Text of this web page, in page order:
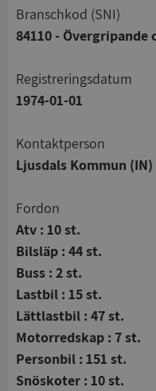
branschkod (SNI)
84110 -
registreringsdatum
1974-01-01
Kontaktperson
Ljusdals Kommun (IN)
Fordon
Atv : 10 st.
Bilsläp : 44 st.
Buss : 2 st.
Lastbil : 15 st.
Lättlastbil : 47 st.
Motorredskap : 7 st.
Personbil : 151 st.
Snöskoter : 10 st.